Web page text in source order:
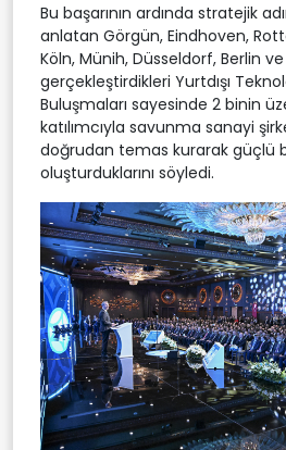
Bu başarının ardında stratejik
anlatan Görgün, Eindhoven,
Köln, Münih, Düsseldorf, Berlin
gerçekleştirdikleri Yurtdışı
Buluşmaları sayesinde 2 binin
katılımcıyla savunma sanayi
doğrudan temas kurarak güçlü
oluşturduklarını söyledi.